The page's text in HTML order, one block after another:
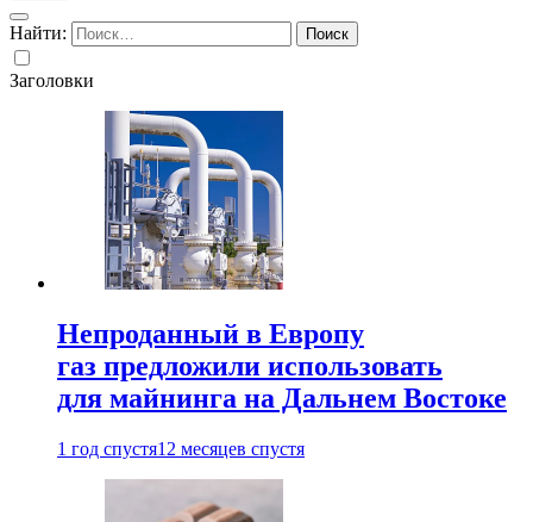
Найти:
Заголовки
Непроданный в Европу
газ предложили использовать
для майнинга на Дальнем Востоке
1 год спустя12 месяцев спустя